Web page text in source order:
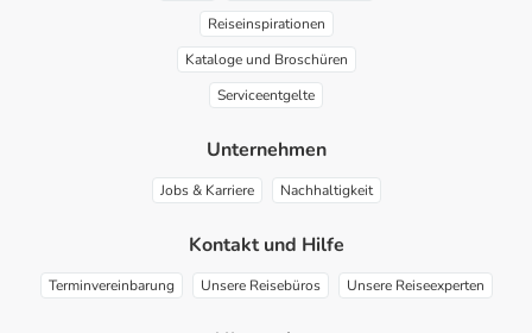
Reiseinspirationen
Kataloge und Broschüren
Serviceentgelte
Unternehmen
Jobs & Karriere Nachhaltigkeit
Kontakt und Hilfe
Terminvereinbarung Unsere Reisebüros Unsere Reiseexperten